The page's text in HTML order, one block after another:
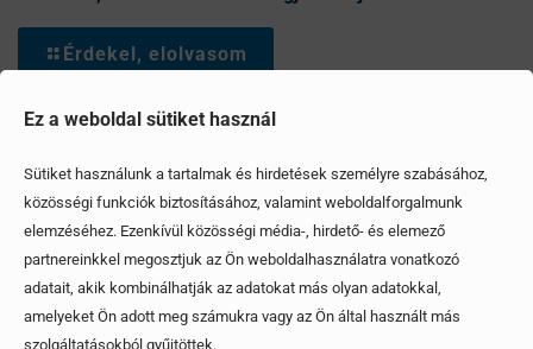
Ez a weboldal sütiket használ
Sütiket használunk a tartalmak és hirdetések személyre szabásához,
közösségi funkciók biztosításához, valamint weboldalforgalmunk
elemzéséhez. Ezenkívül közösségi média-, hirdető- és elemező
partnereinkkel megosztjuk az Ön weboldalhasználatra vonatkozó
adatait, akik kombinálhatják az adatokat más olyan adatokkal,
amelyeket Ön adott meg számukra vagy az Ön által használt más
szolgáltatásokból gyűjtöttek.
Érdekel, elolvasom